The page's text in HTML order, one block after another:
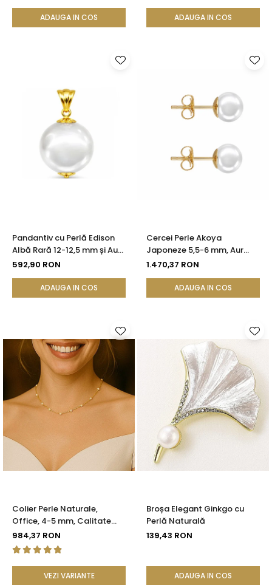
ADAUGA IN COS ADAUGA IN COS
Pandantiv cu Perlă Edison
Albă Rară 12-12,5 mm și Aur
Galben 14K (aur 585) |
592,90 RON
ADAUGA IN COS
Cercei Perle Akoya
Japoneze 5,5-6 mm, Aur
Galben 14K, Tip Șurub -
1.470,37 RON
ADAUGA IN COS
Colier Perle Naturale,
Office, 4-5 mm, Calitate
AAA, Aur 14K | KASKADDA®
984,37 RON
VEZI VARIANTE
Broșa Elegant Ginkgo cu
Perlă Naturală
139,43 RON
ADAUGA IN COS